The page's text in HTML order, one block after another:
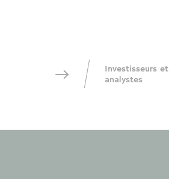
Investisseurs et
analystes